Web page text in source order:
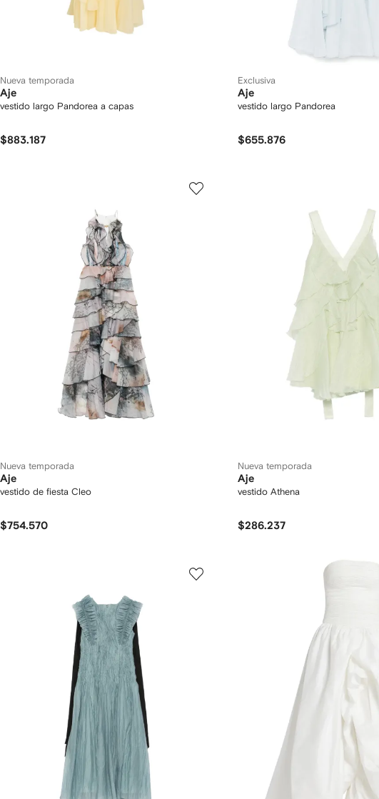
Nueva temporada
Aje
vestido largo Pandorea a capas
$883.187
Exclusiva
Aje
vestido largo Pandorea
$655.876
Nueva temporada
Aje
vestido de fiesta Cleo
$754.570
Nueva temporada
Aje
vestido Athena
$286.237